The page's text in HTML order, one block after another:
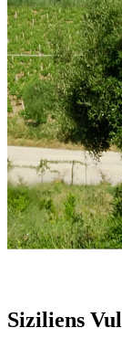
Siziliens
Entdecken Sie
Siziliens